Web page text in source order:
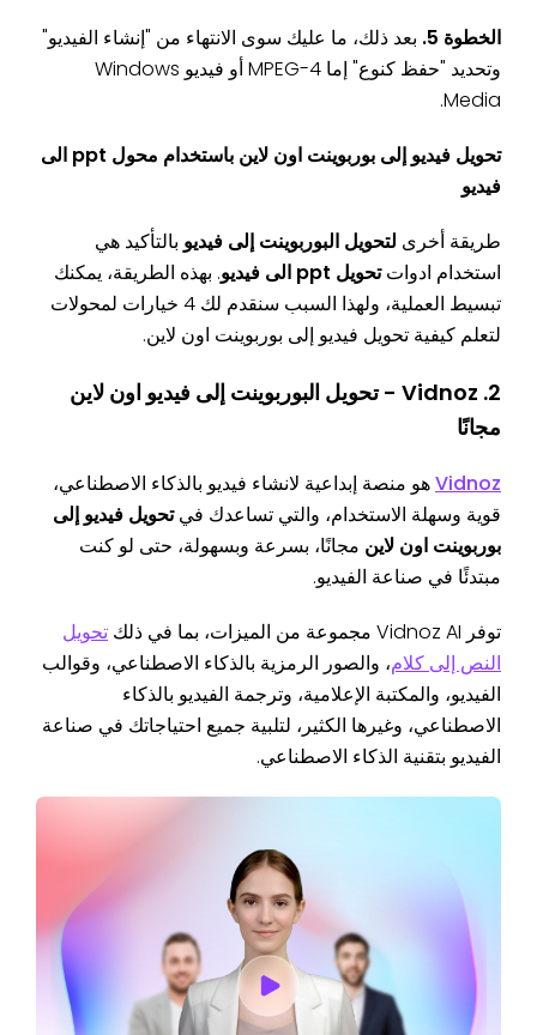
الخطوة 5.
بعد ذلك، ما عليك سوى الانتهاء من "إنشاء الفيديو"
وتحديد "حفظ كنوع" إما MPEG-4 أو فيديو Windows
Media.
تحويل فيديو إلى بوربوينت اون لاين باستخدام محول ppt الى
فيديو
طريقة أخرى لتحويل البوربوينت إلى فيديو بالتأكيد هي
استخدام ادواتتحويل ppt الى فيديو
. بهذه الطريقة، يمكنك
تبسيط العملية، ولهذا السبب سنقدم لك 4 خيارات لمحولات
لتعلم كيفية تحويل فيديو إلى بوربوينت اون لاين.
2. Vidnoz - تحويل البوربوينت إلى فيديو اون لاين
مجانًا
Vidnozهو منصة إبداعية لانشاء فيديو بالذكاء الاصطناعي،
قوية وسهلة الاستخدام، والتي تساعدك فيتحويل فيديو إلى
بوربوينت اون لاين مجانًا، بسرعة وبسهولة، حتى لو كنت
مبتدئًا في صناعة الفيديو.
توفر Vidnoz AI مجموعة من الميزات، بما في ذلك
تحويل
النص إلى كلام، والصور الرمزية بالذكاء الاصطناعي، وقوالب
الفيديو، والمكتبة الإعلامية، وترجمة الفيديو بالذكاء
الاصطناعي، وغيرها الكثير، لتلبية جميع احتياجاتك في صناعة
الفيديو بتقنية الذكاء الاصطناعي.